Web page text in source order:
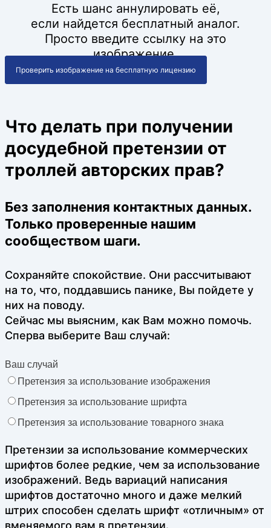
Есть шанс аннулировать её,
если найдется бесплатный аналог.
Просто введите ссылку на это
изображение.
Проверить изображение на бесплатную лицензию
Что делать при получении
досудебной претензии от
троллей авторских прав?
Без заполнения контактных данных.
Только проверенные нашим
сообществом шаги.
Сохраняйте спокойствие. Они рассчитывают
на то, что, поддавшись панике, Вы пойдете у
них на поводу.
Сейчас мы выясним, как Вам можно помочь.
Сперва выберите Ваш случай:
Ваш случай
Претензия за использование изображения
Претензия за использование шрифта
Претензия за использование товарного знака
Претензии за использование коммерческих
шрифтов более редкие, чем за использование
изображений. Ведь вариаций написания
шрифтов достаточно много и даже мелкий
штрих способен сделать шрифт «отличным» от
вменяемого вам в претензии.